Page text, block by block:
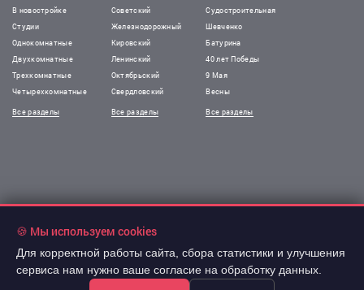
В новостройке
Студии
Однокомнатные
Двухкомнатные
Трехкомнатные
Четырехкомнатные
Все разделы
Советский
Железнодорожный
Кировский
Ленинский
Октябрьский
Свердловский
Все разделы
Судостроительная
Шевченко
Батурина
40 лет Победы
9 Мая
Весны
Все разделы
🍪 Мы используем cookies
Для корректной работы сайта, сбора статистики и улучшения
сервиса нам нужно ваше согласие на обработку данных.